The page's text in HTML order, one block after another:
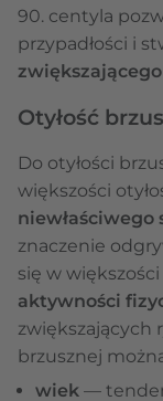
90. centyla
przypadłości i
Otyłość
Do otyłości
większości
niewłaściwego
znaczenie
się w
aktywności
zwiększających
brzusznej
wiek —